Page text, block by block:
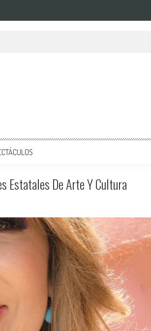
Estatales De Arte Y Cultura